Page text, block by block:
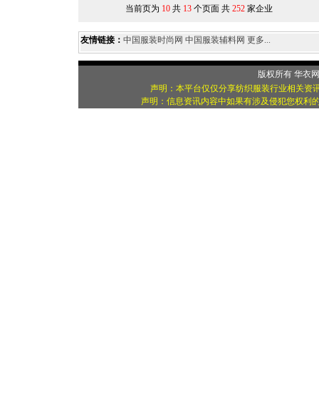
当前页为 10共 13个页面 共 252家企业
友情链接： 中国服装时尚网 中国服装辅料网 更多...
版权所有 华衣网
声明：本平台仅仅分享纺织服装行业相关资
声明：信息资讯内容中如果有涉及侵犯您权利